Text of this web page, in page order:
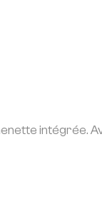
intégrée.